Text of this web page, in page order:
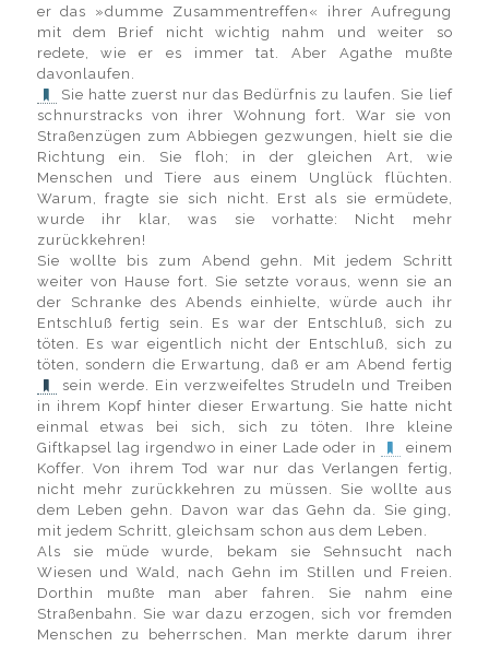
er das »dumme Zusammentreffen« ihrer Aufregung
mit dem Brief nicht wichtig nahm und weiter so
redete, wie er es immer tat. Aber Agathe mußte
davonlaufen.
Sie hatte zuerst nur das Bedürfnis zu laufen. Sie lief
schnurstracks von ihrer Wohnung fort. War sie von
Straßenzügen zum Abbiegen gezwungen, hielt sie die
Richtung ein. Sie floh; in der gleichen Art, wie
Menschen und Tiere aus einem Unglück flüchten.
Warum, fragte sie sich nicht. Erst als sie ermüdete,
wurde ihr klar, was sie vorhatte: Nicht mehr
zurückkehren!
Sie wollte bis zum Abend gehn. Mit jedem Schritt
weiter von Hause fort. Sie setzte voraus, wenn sie an
der Schranke des Abends einhielte, würde auch ihr
Entschluß fertig sein. Es war der Entschluß, sich zu
töten. Es war eigentlich nicht der Entschluß, sich zu
töten, sondern die Erwartung, daß er am Abend fertig
sein werde. Ein verzweifeltes Strudeln und Treiben
in ihrem Kopf hinter dieser Erwartung. Sie hatte nicht
einmal etwas bei sich, sich zu töten. Ihre kleine
Giftkapsel lag irgendwo in einer Lade oder in
einem
Koffer. Von ihrem Tod war nur das Verlangen fertig,
nicht mehr zurückkehren zu müssen. Sie wollte aus
dem Leben gehn. Davon war das Gehn da. Sie ging,
mit jedem Schritt, gleichsam schon aus dem Leben.
Als sie müde wurde, bekam sie Sehnsucht nach
Wiesen und Wald, nach Gehn im Stillen und Freien.
Dorthin mußte man aber fahren. Sie nahm eine
Straßenbahn. Sie war dazu erzogen, sich vor fremden
Menschen zu beherrschen. Man merkte darum ihrer